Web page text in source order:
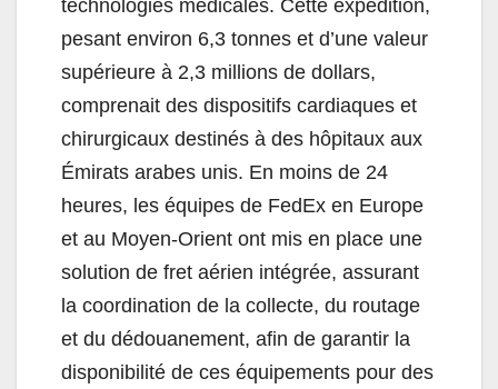
technologies médicales. Cette expédition,
pesant environ 6,3 tonnes et d’une valeur
supérieure à 2,3 millions de dollars,
comprenait des dispositifs cardiaques et
chirurgicaux destinés à des hôpitaux aux
Émirats arabes unis. En moins de 24
heures, les équipes de FedEx en Europe
et au Moyen-Orient ont mis en place une
solution de fret aérien intégrée, assurant
la coordination de la collecte, du routage
et du dédouanement, afin de garantir la
disponibilité de ces équipements pour des